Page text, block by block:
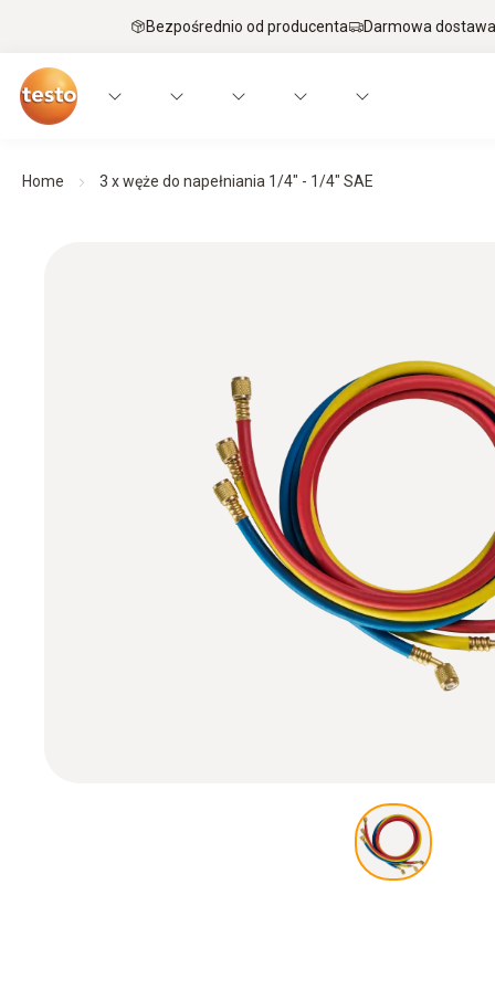
Bezpośrednio od producenta Darmowa
Home 3 x węże do napełniania 1/4" - 1/4" SAE